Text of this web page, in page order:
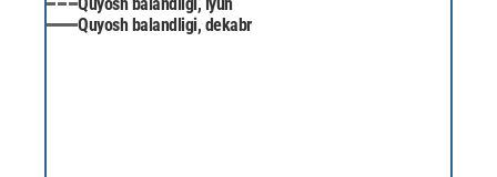
Quyosh balandligi, dekabr